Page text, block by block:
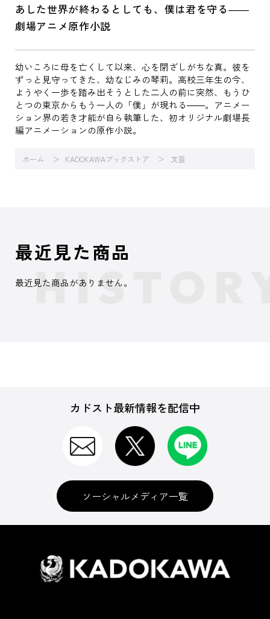
あした世界が終わるとしても、僕は君を守る――
劇場アニメ原作小説
幼いころに母を亡くして以来、心を閉ざしがちな真。彼を
ずっと見守ってきた、幼なじみの琴莉。高校三年生の今、
ようやく一歩を踏み出そうとした二人の前に突然、もうひ
とつの東京からもう一人の「僕」が現れる――。アニメー
ション界の若き才能が自ら執筆した、初オリジナル劇場長
編アニメーションの原作小説。
ホーム KADOKAWAブックストア 文芸
最近見た商品
最近見た商品がありません。
カドスト最新情報を配信中
ソーシャルメディア一覧